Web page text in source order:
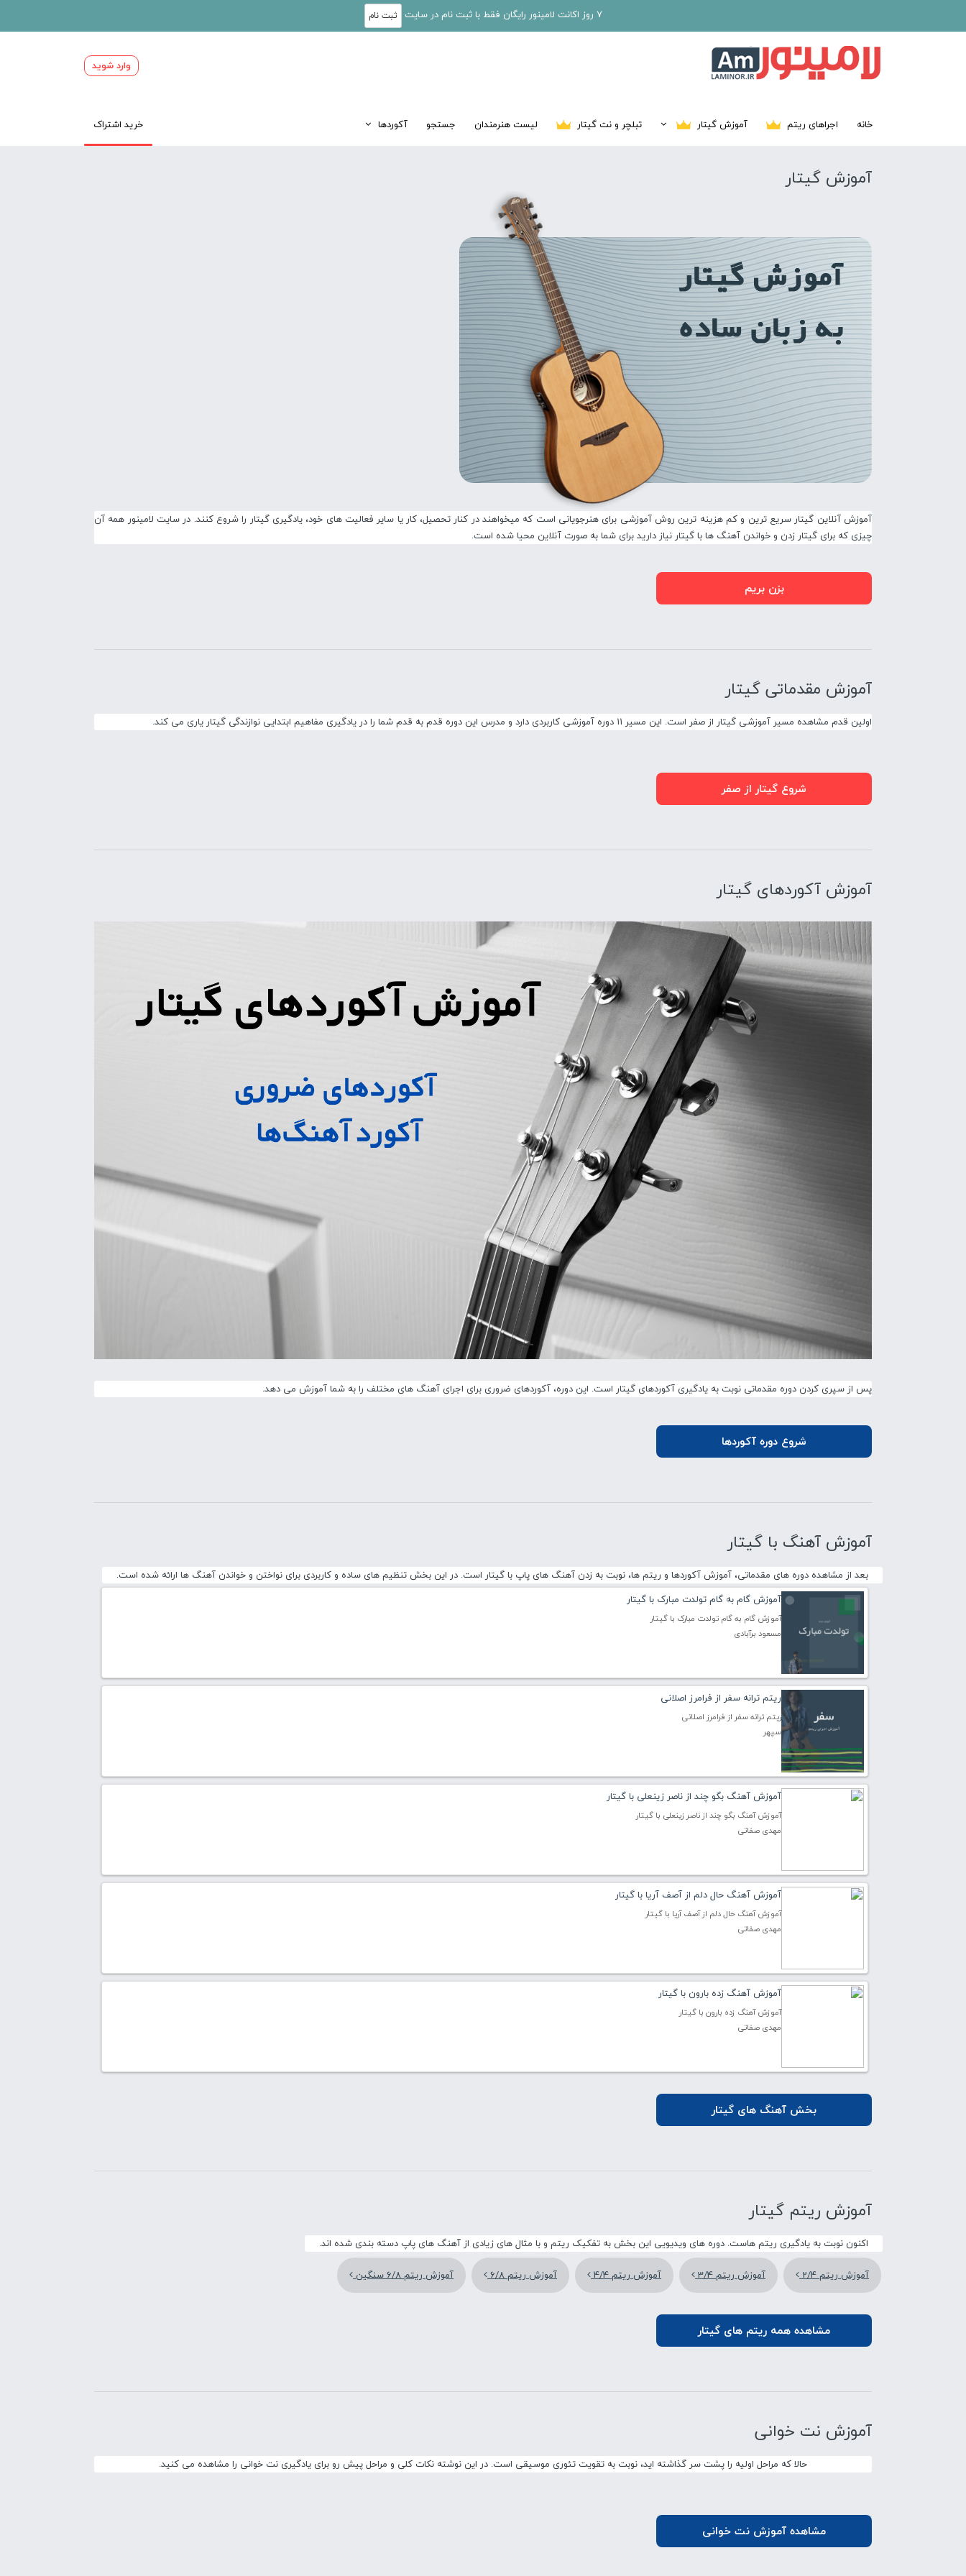
7 روز اکانت لامینور رایگان فقط با ثبت نام در سایت ثبت نام
وارد شوید
خانه اجراهای ریتم آموزش گیتار تبلچر و نت گیتار لیست هنرمندان جستجو آکوردها خرید اشتراک
آموزش گیتار
آموزش آنلاین گیتار سریع ترین و کم هزینه ترین روش آموزشی برای هنرجویانی است که میخواهند در کنار تحصیل، کار یا سایر فعالیت های خود، یادگیری گیتار را شروع کنند. در سایت لامینور همه آن
چیزی که برای گیتار زدن و خواندن آهنگ ها با گیتار نیاز دارید برای شما به صورت آنلاین محیا شده است.
بزن بریم
آموزش مقدماتی گیتار
اولین قدم مشاهده مسیر آموزشی گیتار از صفر است. این مسیر ۱۱ دوره آموزشی کاربردی دارد و مدرس این دوره قدم به قدم شما را در یادگیری مفاهیم ابتدایی نوازندگی گیتار یاری می کند.
شروع گیتار از صفر
آموزش آکوردهای گیتار
پس از سپری کردن دوره مقدماتی نوبت به یادگیری آکوردهای گیتار است. این دوره، آکوردهای ضروری برای اجرای آهنگ های مختلف را به شما آموزش می دهد.
شروع دوره آکوردها
آموزش آهنگ با گیتار
بعد از مشاهده دوره های مقدماتی، آموزش آکوردها و ریتم ها، نوبت به زدن آهنگ های پاپ با گیتار است. در این بخش تنظیم های ساده و کاربردی برای نواختن و خواندن آهنگ ها ارائه شده است.
آموزش گام به گام تولدت مبارک با گیتار
آموزش گام به گام تولدت مبارک با گیتار
مسعود برآبادی
ریتم ترانه سفر از فرامرز اصلانی
ریتم ترانه سفر از فرامرز اصلانی
سپهر
آموزش آهنگ بگو چند از ناصر زینعلی با گیتار
آموزش آهنگ بگو چند از ناصر زینعلی با گیتار
مهدی صفاتی
آموزش آهنگ حال دلم از آصف آریا با گیتار
آموزش آهنگ حال دلم از آصف آریا با گیتار
مهدی صفاتی
آموزش آهنگ زده بارون با گیتار
آموزش آهنگ زده بارون با گیتار
مهدی صفاتی
بخش آهنگ های گیتار
آموزش ریتم گیتار
اکنون نوبت به یادگیری ریتم هاست. دوره های ویدیویی این بخش به تفکیک ریتم و با مثال های زیادی از آهنگ های پاپ دسته بندی شده اند.
آموزش ریتم 2/4
آموزش ریتم 3/4 آموزش ریتم 4/4 آموزش ریتم 6/8 آموزش ریتم 6/8 سنگین
مشاهده همه ریتم های گیتار
آموزش نت خوانی
حالا که مراحل اولیه را پشت سر گذاشته اید، نوبت به تقویت تئوری موسیقی است. در این نوشته نکات کلی و مراحل پیش رو برای یادگیری نت خوانی را مشاهده می کنید.
مشاهده آموزش نت خوانی